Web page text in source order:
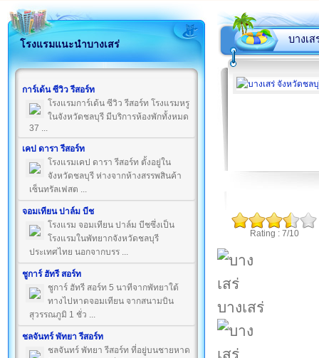
โรงแรมแนะนำบางเสร่
การ์เด้น ซีวิว รีสอร์ท
โรงแรมการ์เด้น ซีวิว รีสอร์ท โรงแรมหรู
ในจังหวัดชลบุรี มีบริการห้องพักทั้งหมด
37 ...
เคป ดารา รีสอร์ท
โรงแรมเคป ดารา รีสอร์ท ตั้งอยู่ใน
จังหวัดชลบุรี ห่างจากห้างสรรพสินค้า
เซ็นทรัลเฟสต ...
จอมเทียน ปาล์ม บีช
โรงแรม จอมเทียน ปาล์ม บีชซึ่งเป็น
โรงแรมในพัทยากจังหวัดชลบุรี
ประเทศไทย นอกจากบรร ...
ชูการ์ ฮัทรี สอร์ท
ชูการ์ ฮัทรี สอร์ท 5 นาทีจากพัทยาใต้
ทางไปหาดจอมเทียน จากสนามบิน
สุวรรณภูมิ 1 ชั่ว ...
ชลจันทร์ พัทยา รีสอร์ท
ชลจันทร์ พัทยา รีสอร์ท ที่อยู่บนชายหาด
บางเส
Rating : 7/10
บางเสร่